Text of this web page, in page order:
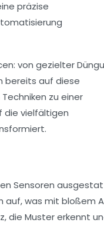
präzise
von gezielter
bereits auf diese
zu einer
die vielfältigen
Sensoren
auf, was mit bloßem
die Muster erkennt